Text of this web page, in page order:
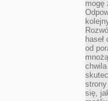
mogę
od
chwila
się,